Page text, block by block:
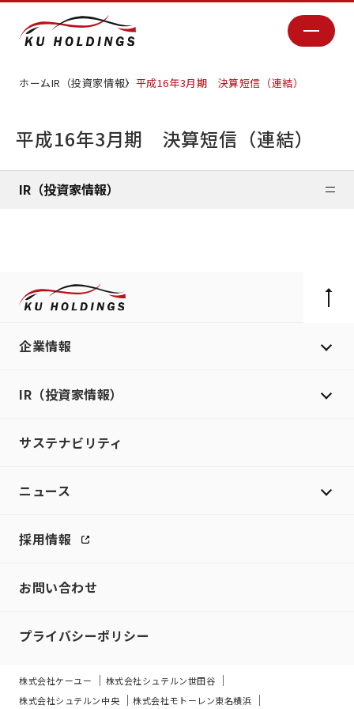
ホームIR（投資家情報） 平成16年3月期 決算短信（連結）
平成16年3月期 決算短信（連結）
IR（投資家情報）
企業情報
IR（投資家情報）
サステナビリティ
ニュース
採用情報
お問い合わせ
プライバシーポリシー
株式会社ケーユー
株式会社シュテルン世田谷
株式会社シュテルン中央
株式会社モトーレン東名横浜